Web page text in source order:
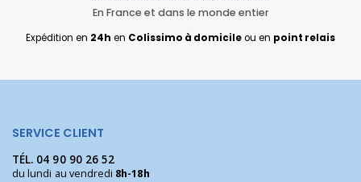
En France et dans le monde entier
Expédition en 24h en Colissimo à domicileou en point relais
SERVICE CLIENT
TÉL. 04 90 90 26 52
du lundi au vendredi 8h-18h